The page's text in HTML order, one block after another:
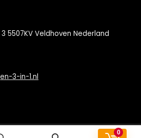
0
5507KV Veldhoven Nederland
3-in-1.nl